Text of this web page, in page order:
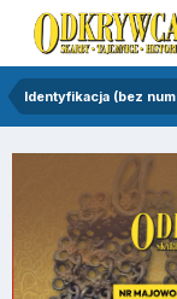
Identyfikacja (bez